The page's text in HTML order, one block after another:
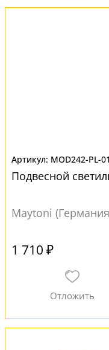
MOD242-PL-
Подвесной
Maytoni
1 710 ₽